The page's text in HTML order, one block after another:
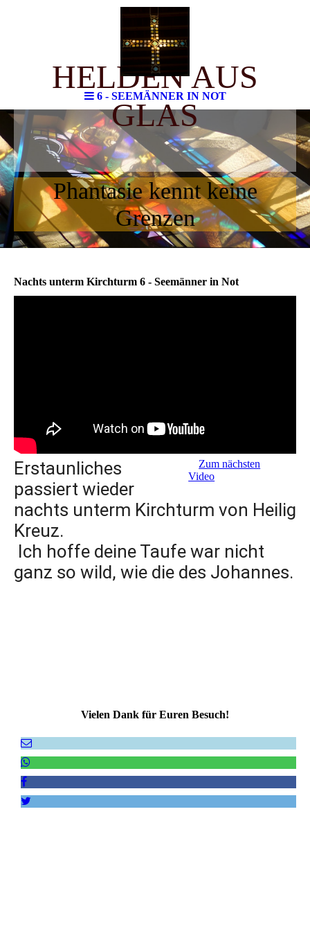
6 - SEEMÄNNER IN NOT
HELDEN AUS
GLAS
Phantasie kennt keine
Grenzen
Nachts unterm Kirchturm 6 - Seemänner in Not
Zum nächsten
Video
Erstaunliches
passiert wieder
nachts unterm Kirchturm von Heilig
Kreuz.
Ich hoffe deine Taufe war nicht
ganz so wild, wie die des Johannes.
Vielen Dank für Euren Besuch!